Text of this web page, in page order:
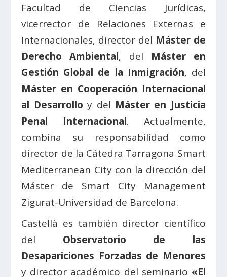
Facultad de Ciencias Jurídicas,
vicerrector de Relaciones Externas e
Internacionales, director del Máster de
Derecho Ambiental, del Máster en
Gestión Global de la Inmigración, del
Máster en Cooperación Internacional
al Desarrollo y del Máster en Justicia
Penal Internacional. Actualmente,
combina su responsabilidad como
director de la Cátedra Tarragona Smart
Mediterranean City con la dirección del
Máster de Smart City Management
Zigurat-Universidad de Barcelona.
Castellà es también director científico
del Observatorio de las
Desapariciones Forzadas de Menores
y director académico del seminario «El